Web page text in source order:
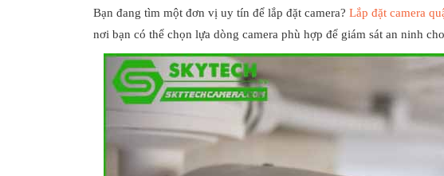
Bạn đang tìm một đơn vị uy tín để lắp đặt camera? Lắp đặt camera
nơi bạn có thể chọn lựa dòng camera phù hợp để giám sát an ninh